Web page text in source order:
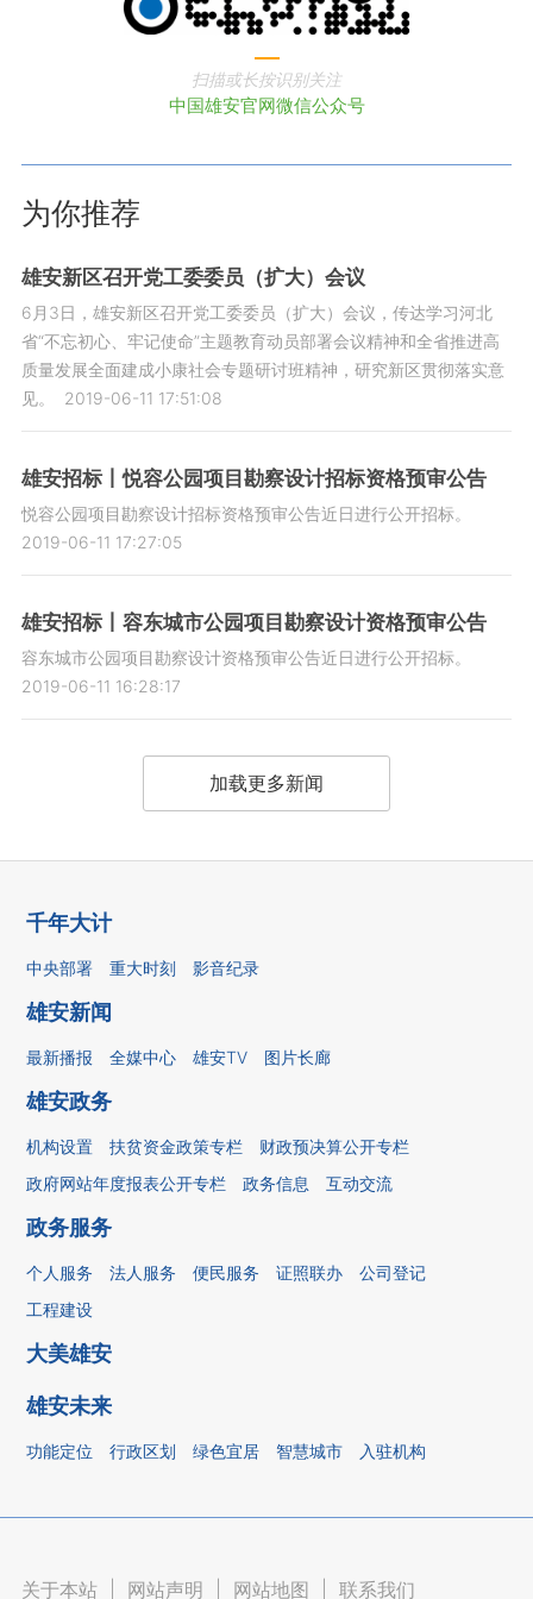
扫描或长按识别关注
中国雄安官网微信公众号
为你推荐
雄安新区召开党工委委员（扩大）会议
6月3日，雄安新区召开党工委委员（扩大）会议，传达学习河北
省“不忘初心、牢记使命”主题教育动员部署会议精神和全省推进高
质量发展全面建成小康社会专题研讨班精神，研究新区贯彻落实意
见。
2019-06-11 17:51:08
雄安招标丨悦容公园项目勘察设计招标资格预审公告
悦容公园项目勘察设计招标资格预审公告近日进行公开招标。
2019-06-11 17:27:05
雄安招标丨容东城市公园项目勘察设计资格预审公告
容东城市公园项目勘察设计资格预审公告近日进行公开招标。
2019-06-11 16:28:17
加载更多新闻
千年大计
中央部署 重大时刻 影音纪录
雄安新闻
最新播报 全媒中心 雄安TV 图片长廊
雄安政务
机构设置 扶贫资金政策专栏
财政预决算公开专栏
政府网站年度报表公开专栏
政务信息 互动交流
政务服务
个人服务 法人服务 便民服务 证照联办
公司登记
工程建设
大美雄安
雄安未来
功能定位 行政区划 绿色宜居 智慧城市 入驻机构
关于本站 网站声明 网站地图 联系我们